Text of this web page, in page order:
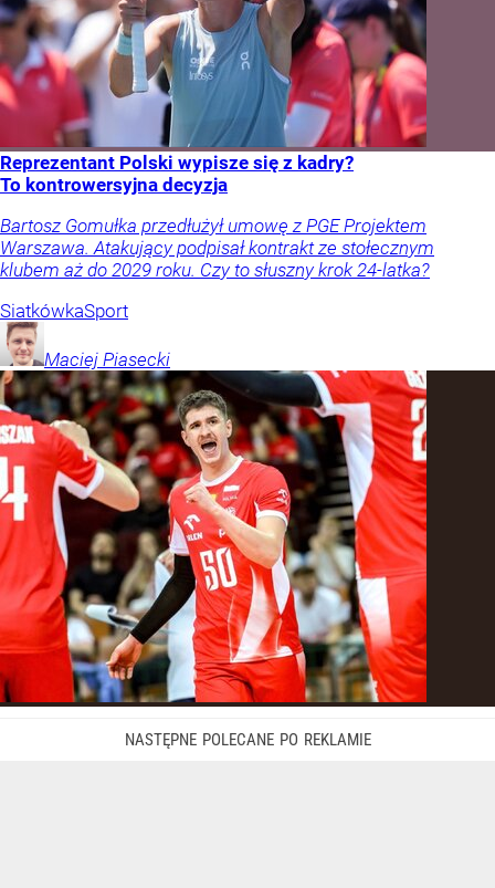
Reprezentant Polski wypisze się z kadry?
To kontrowersyjna decyzja
Bartosz Gomułka przedłużył umowę z PGE Projektem
Warszawa. Atakujący podpisał kontrakt ze stołecznym
klubem aż do 2029 roku. Czy to słuszny krok 24-latka?
SiatkówkaSport
Maciej Piasecki